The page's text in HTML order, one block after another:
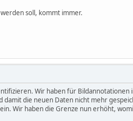
soll, kommt immer.
Wir haben für
die neuen Daten nicht mehr
Wir haben die Grenze nun erhöht,